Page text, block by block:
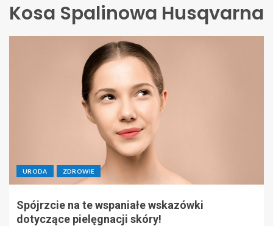
Kosa Spalinowa Husqvarna
URODA ZDROWIE
Spójrzcie na te wspaniałe wskazówki
dotyczące pielęgnacji skóry!